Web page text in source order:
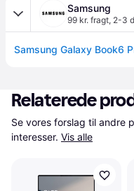
Samsung
99 kr. fragt, 2-3
Relaterede
Se vores forslag til andre
interesser. Vis alle